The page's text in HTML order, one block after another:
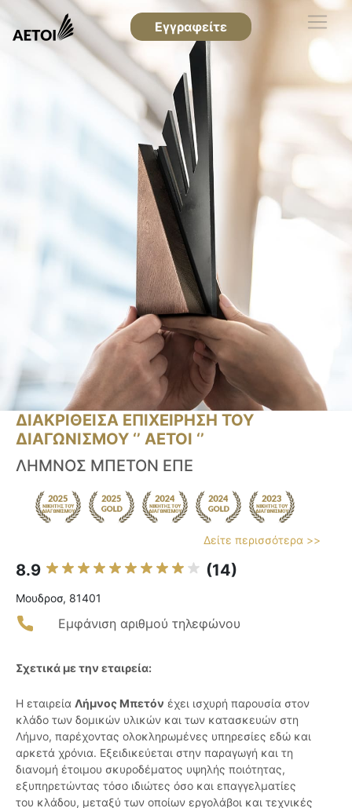
Εγγραφείτε
ΔΙΑΚΡΙΘΕΙΣΑ ΕΠΙΧΕΙΡΗΣΗ ΤΟΥ
ΔΙΑΓΩΝΙΣΜΟΥ ‘’ ΑΕΤΟΙ ‘’
ΛΗΜΝΟΣ ΜΠΕΤΟΝ ΕΠΕ
Δείτε περισσότερα >>
8.9 (14)
Μουδροσ, 81401
Εμφάνιση αριθμού τηλεφώνου
Σχετικά με την εταιρεία:
Η εταιρεία Λήμνος Μπετόν έχει ισχυρή παρουσία στον
κλάδο των δομικών υλικών και των κατασκευών στη
Λήμνο, παρέχοντας ολοκληρωμένες υπηρεσίες εδώ και
αρκετά χρόνια. Εξειδικεύεται στην παραγωγή και τη
διανομή έτοιμου σκυροδέματος υψηλής ποιότητας,
εξυπηρετώντας τόσο ιδιώτες όσο και επαγγελματίες
του κλάδου, μεταξύ των οποίων εργολάβοι και τεχνικές